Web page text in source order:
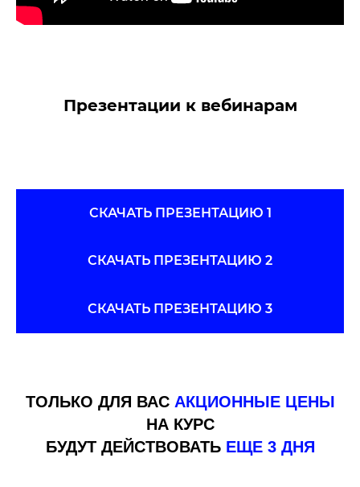
Презентации к вебинарам
СКАЧАТЬ ПРЕЗЕНТАЦИЮ 1
СКАЧАТЬ ПРЕЗЕНТАЦИЮ 2
СКАЧАТЬ ПРЕЗЕНТАЦИЮ 3
ТОЛЬКО ДЛЯ ВАС АКЦИОННЫЕ ЦЕНЫ
НА КУРС
БУДУТ ДЕЙСТВОВАТЬ ЕЩЕ 3 ДНЯ